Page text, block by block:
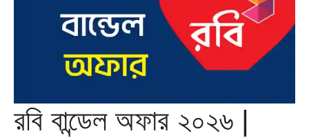
রবি বান্ডেল অফার ২০২৬ |